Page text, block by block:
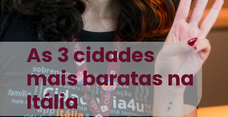
As 3 cidades
mais baratas na
Itália